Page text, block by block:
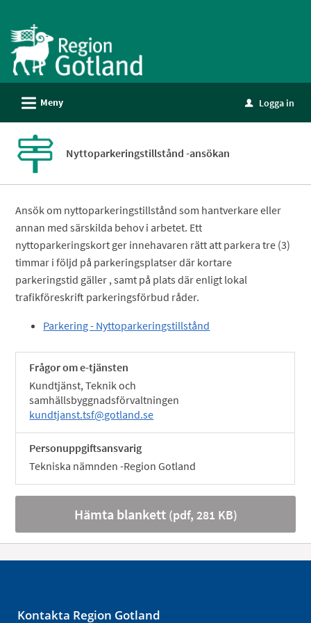
till
tjänster
-
Gotland
L Meny u Logga in
Nyttoparkeringstillstånd -ansökan
Ansök om nyttoparkeringstillstånd som hantverkare eller
annan med särskilda behov i arbetet. Ett
nyttoparkeringskort ger innehavaren rätt att parkera tre (3)
timmar i följd på parkeringsplatser där kortare
parkeringstid gäller , samt på plats där enligt lokal
trafikföreskrift parkeringsförbud råder.
Parkering - Nyttoparkeringstillstånd
Frågor om e-tjänsten
Kundtjänst, Teknik och
samhällsbyggnadsförvaltningen
kundtjanst.tsf@gotland.se
Personuppgiftsansvarig
Tekniska nämnden -Region Gotland
Hämta blankett(pdf, 281 KB)
Kontakta Region Gotland